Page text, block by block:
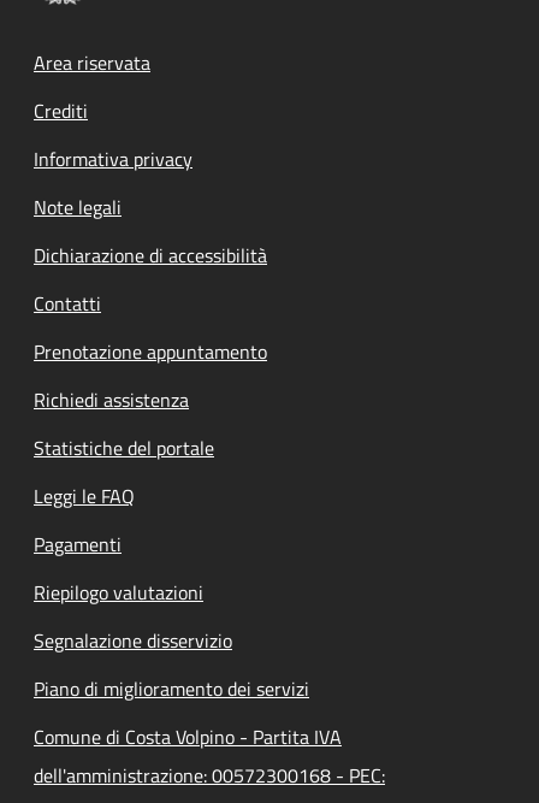
Footer menu
Area riservata
Crediti
Informativa privacy
Note legali
Dichiarazione di accessibilità
Contatti
Prenotazione appuntamento
Richiedi assistenza
Statistiche del portale
Leggi le FAQ
Pagamenti
Riepilogo valutazioni
Segnalazione disservizio
Piano di miglioramento dei servizi
Comune di Costa Volpino - Partita IVA
dell'amministrazione: 00572300168 - PEC: